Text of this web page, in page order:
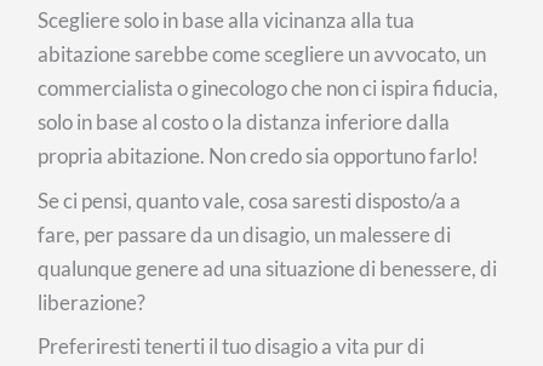
Scegliere solo in base alla vicinanza alla tua
abitazione sarebbe come scegliere un avvocato, un
commercialista o ginecologo che non ci ispira fiducia,
solo in base al costo o la distanza inferiore dalla
propria abitazione. Non credo sia opportuno farlo!
Se ci pensi, quanto vale, cosa saresti disposto/a a
fare, per passare da un disagio, un malessere di
qualunque genere ad una situazione di benessere, di
liberazione?
Preferiresti tenerti il tuo disagio a vita pur di